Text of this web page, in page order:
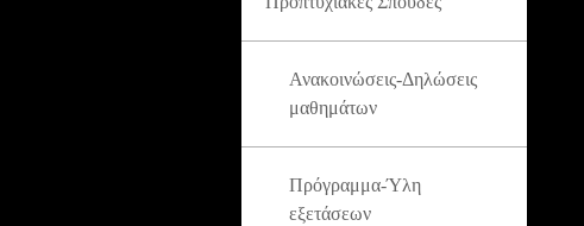
Ανακοινώσεις-Δηλώσεις
μαθημάτων
Πρόγραμμα-Ύλη
εξετάσεων